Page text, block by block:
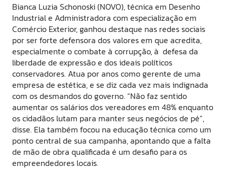
Bianca Luzia Schonoski (NOVO), técnica em Desenho
Industrial e Administradora com especialização em
Comércio Exterior, ganhou destaque nas redes sociais
por ser forte defensora dos valores em que acredita,
especialmente o combate à corrupção, à defesa da
liberdade de expressão e dos ideais políticos
conservadores. Atua por anos como gerente de uma
empresa de estética, e se diz cada vez mais indignada
com os desmandos do governo. “Não faz sentido
aumentar os salários dos vereadores em 48% enquanto
os cidadãos lutam para manter seus negócios de pé”,
disse. Ela também focou na educação técnica como um
ponto central de sua campanha, apontando que a falta
de mão de obra qualificada é um desafio para os
empreendedores locais.